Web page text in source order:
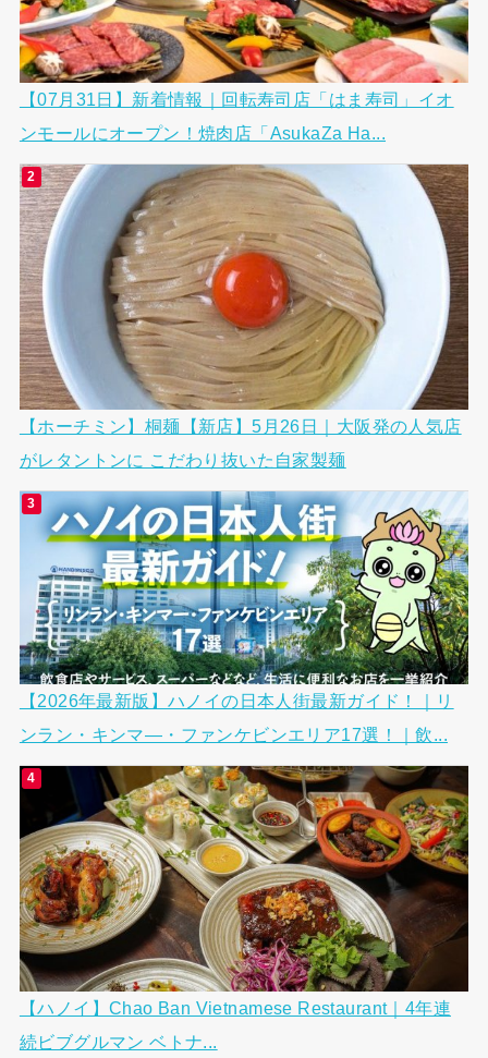
【07月31日】新着情報｜回転寿司店「はま寿司」イオ
ンモールにオープン！焼肉店「AsukaZa Ha...
【ホーチミン】桐麺【新店】5月26日｜大阪発の人気店
がレタントンに こだわり抜いた自家製麺
【2026年最新版】ハノイの日本人街最新ガイド！｜リ
ンラン・キンマ―・ファンケビンエリア17選！｜飲...
【ハノイ】Chao Ban Vietnamese Restaurant｜4年連
続ビブグルマン ベトナ...